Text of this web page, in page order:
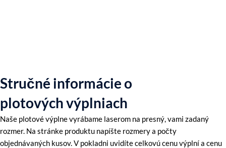
Stručné informácie o
plotových výplniach
Naše plotové výplne vyrábame laserom na presný, vami zadaný
rozmer. Na stránke produktu napíšte rozmery a počty
objednávaných kusov. V pokladni uvidíte celkovú cenu výplní a cenu